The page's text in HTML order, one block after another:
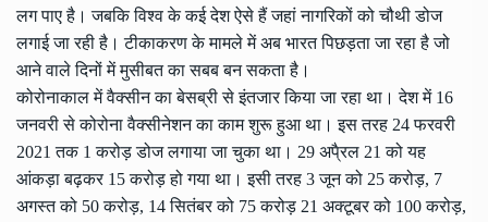
लग पाए है। जबकि विश्व के कई देश ऐसे हैं जहां नागरिकों को चौथी डोज
लगाई जा रही है। टीकाकरण के मामले में अब भारत पिछड़ता जा रहा है जो
आने वाले दिनों में मुसीबत का सबब बन सकता है।
कोरोनाकाल में वैक्सीन का बेसब्री से इंतजार किया जा रहा था। देश में 16
जनवरी से कोरोना वैक्सीनेशन का काम शुरू हुआ था। इस तरह 24 फरवरी
2021 तक 1 करोड़ डोज लगाया जा चुका था। 29 अपै्रल 21 को यह
आंकड़ा बढ़कर 15 करोड़ हो गया था। इसी तरह 3 जून को 25 करोड़, 7
अगस्त को 50 करोड़, 14 सितंबर को 75 करोड़ 21 अक्टूबर को 100 करोड़,